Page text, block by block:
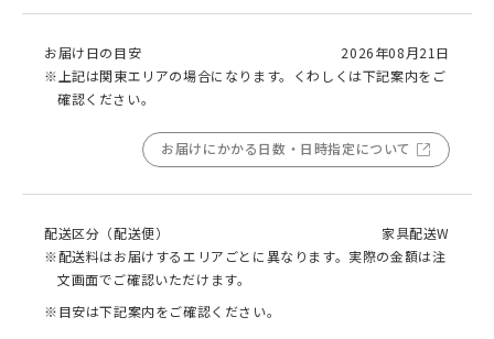
お届け日の目安
2026年08月21日
※上記は関東エリアの場合になります。くわしくは下記案内をご
確認ください。
お届けにかかる日数・日時指定について
配送区分（配送便）
家具配送W
※配送料はお届けするエリアごとに異なります。実際の金額は注
文画面でご確認いただけます。
※目安は下記案内をご確認ください。